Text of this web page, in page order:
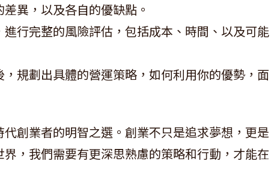
異，以及各自的優缺點。
行完整的風險評估，包括成本、時間、以及可能
，規劃出具體的營運策略，如何利用你的優勢，面
代創業者的明智之選。創業不只是追求夢想，更是
，我們需要有更深思熟慮的策略和行動，才能在